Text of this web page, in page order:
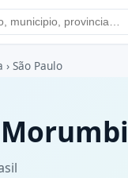
› São Paulo